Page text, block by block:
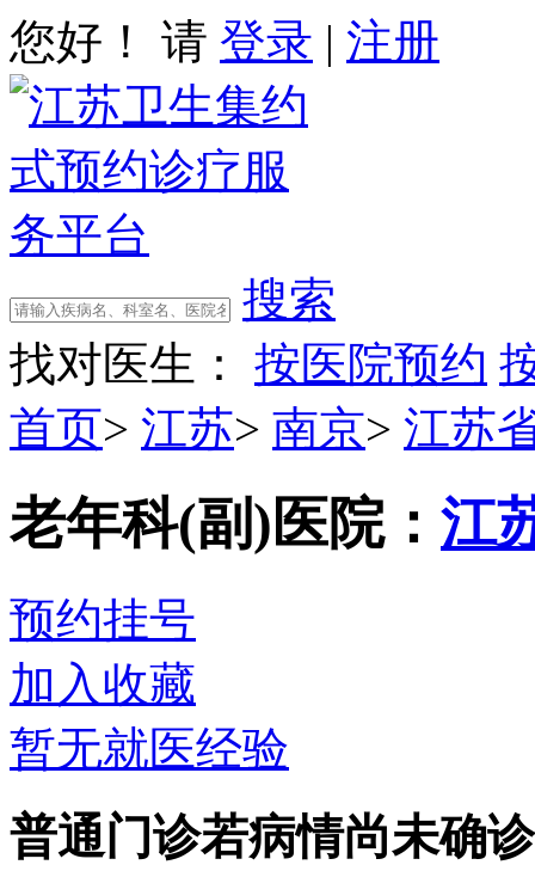
您好！ 请 登录 | 注册
搜索
找对医生：
按医院预约
首页> 江苏> 南京> 江苏
老年科(副)医院： 江
预约挂号
加入收藏
暂无就医经验
普通门诊若病情尚未确